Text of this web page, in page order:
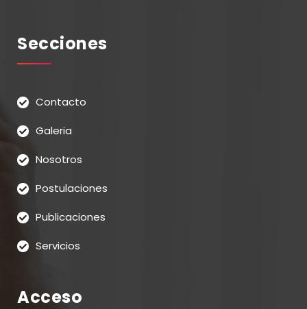
Secciones
Contacto
Galeria
Nosotros
Postulaciones
Publicaciones
Servicios
Acceso